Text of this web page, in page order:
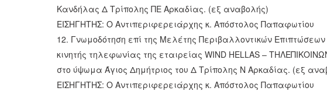
Κανδήλας Δ Τρίπολης ΠΕ Αρκαδίας. (εξ αναβολής)
ΕΙΣΗΓΗΤΗΣ: Ο Αντιπεριφερειάρχης κ. Απόστολος Παπαφωτίου
12. Γνωμοδότηση επί της Μελέτης Περιβαλλοντικών
κινητής τηλεφωνίας της εταιρείας WIND HELLAS –
στο ύψωμα Άγιος Δημήτριος του Δ Τρίπολης Ν Αρκαδίας. (εξ
ΕΙΣΗΓΗΤΗΣ: Ο Αντιπεριφερειάρχης κ. Απόστολος Παπαφωτίου